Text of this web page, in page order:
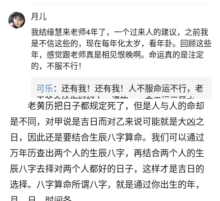
2、老黄历查入宅吉曰要把全家人生辰都查吗？
如果老黄历查入宅急约，要把全家人的生辰都
查是不需要的，只需要查去的人就可以。
老黄历把日子都规定死了，但是人与人的命却
是不同，对甲说是吉日而对乙来说可能就是大凶之
日，因此还是要结合生辰八字算命。我们可以通过
万年历查出两个人的生辰八字，再结合两个人的生
辰八字去择对两个人都好的日子，这样才是吉日的
选择。八字算命所谓八字，就是通过你出生的年，
月儿
我结缘慧来老师4年了，一个过来人的建议，之前我
是不信这些的，现在每年化太岁，看年卦。回顾这些
年，感觉跟老师真是相见恨晚啊。命运真的是注定
的，不服不行！
可乐：还有我！还有我！人不服命运不行，老
天爷会给你好好上一课的。一命二运三风水，
哪样不服都不行！
平安是福：我也是每年找老师化太岁，看年
卦，认识老师3年了，都是缘分啊！
17分钟前 来自湖北 19
心若莲花
我是做餐饮的，这两年，生意屡屡受挫，店开一家关